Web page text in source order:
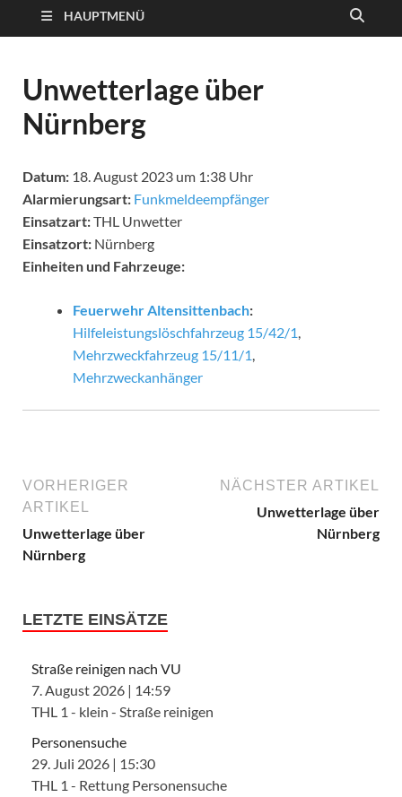
HAUPTMENÜ
Unwetterlage über
Nürnberg
Datum: 18. August 2023 um 1:38 Uhr
Alarmierungsart: Funkmeldeempfänger
Einsatzart:THL Unwetter
Einsatzort: Nürnberg
Einheiten und Fahrzeuge:
Feuerwehr Altensittenbach:
Hilfeleistungslöschfahrzeug 15/42/1,
Mehrzweckfahrzeug 15/11/1,
Mehrzweckanhänger
VORHERIGER
ARTIKEL
Unwetterlage über
Nürnberg
NÄCHSTER ARTIKEL
Unwetterlage über
Nürnberg
LETZTE EINSÄTZE
Straße reinigen nach VU
7. August 2026 | 14:59
THL 1 - klein - Straße reinigen
Personensuche
29. Juli 2026 | 15:30
THL 1 - Rettung Personensuche